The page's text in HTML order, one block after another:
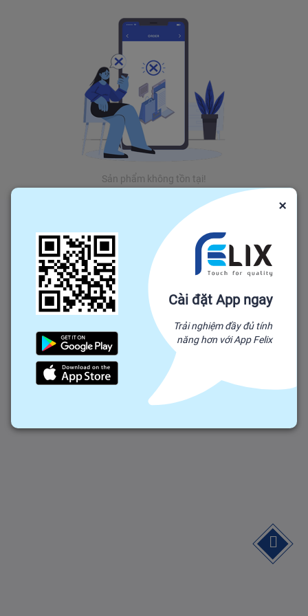
Sản phẩm không tồn tại!
×
Cài đặt App ngay
Trải nghiệm đầy đủ tính
năng hơn với App Felix